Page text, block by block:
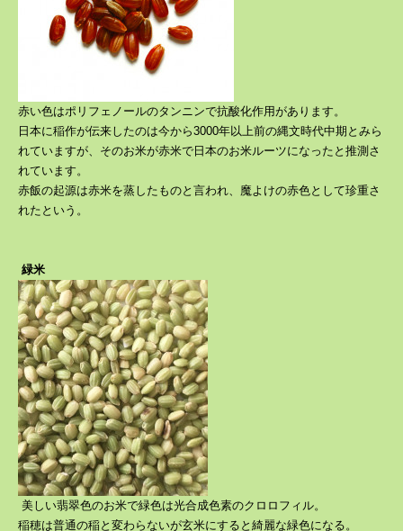
赤い色はポリフェノールのタンニンで抗酸化作用があります。
日本に稲作が伝来したのは今から3000年以上前の縄文時代中期とみら
れていますが、そのお米が赤米で日本のお米ルーツになったと推測さ
れています。
赤飯の起源は赤米を蒸したものと言われ、魔よけの赤色として珍重さ
れたという。
緑米
美しい翡翠色のお米で緑色は光合成色素のクロロフィル。
稲穂は普通の稲と変わらないが玄米にすると綺麗な緑色になる。